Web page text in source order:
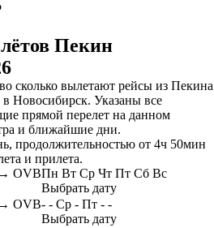
Пекин
сколько вылетают рейсы из Пекина
Новосибирск. Указаны все
прямой перелет на данном
и ближайшие дни.
продолжительностью от 4ч 50мин
и прилета.
OVBПн Вт Ср Чт Пт Сб Вс
Выбрать дату
OVB- - Ср - Пт - -
Выбрать дату